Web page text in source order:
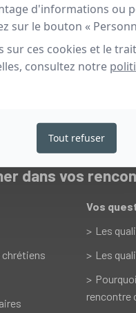
dans vos
Vos
Les
Les
rencontre
d'informations ou
sur le bouton «
sur ces cookies et le
consultez notre
Tout refuser